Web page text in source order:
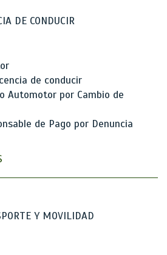
DE CONDUCIR
de conducir
Automotor por Cambio de
de Pago por Denuncia
Y MOVILIDAD